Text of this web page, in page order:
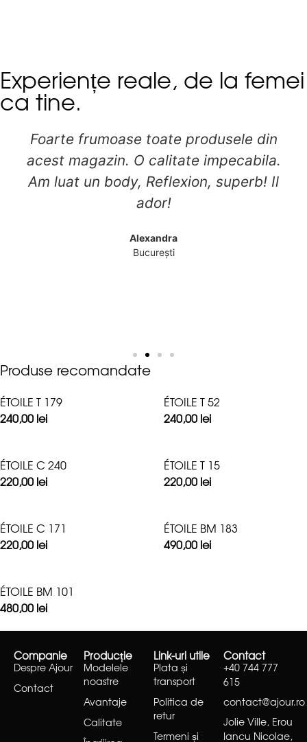
Experiențe reale, de la femei
ca tine.
Foarte frumoase toate produsele din
acest magazin. O calitate impecabila.
Am luat un body, Reflexion, superb! Il
ador!
Alexandra
București
Produse recomandate
ÉTOILE T 179
240,00 lei
ÉTOILE T 52
240,00 lei
ÉTOILE C 240
220,00 lei
ÉTOILE T 15
220,00 lei
ÉTOILE C 171
220,00 lei
ÉTOILE BM 183
490,00 lei
ÉTOILE BM 101
480,00 lei
Companie
Despre Ajour
Contact
Producție
Modelele
noastre
Avantaje
Calitate
Link-uri utile
Plata și
transport
Politica de
retur
Termeni și
Contact
+40 744 777
615
contact@ajour.ro
Jolie Ville, Erou
Iancu Nicolae,